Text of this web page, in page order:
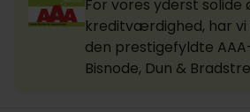
For vores yderst solide
kreditværdighed, har
den prestigefyldte
Bisnode, Dun &